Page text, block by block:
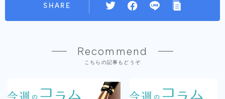
SHARE
Recommend
こちらの記事もどうぞ